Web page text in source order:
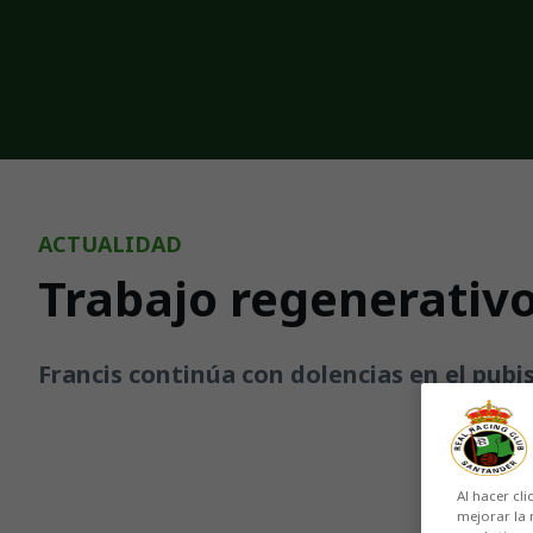
Skip to main content
ACTUALIDAD
Trabajo
Francis continúa con dolencias en el
Al hacer
mejorar la